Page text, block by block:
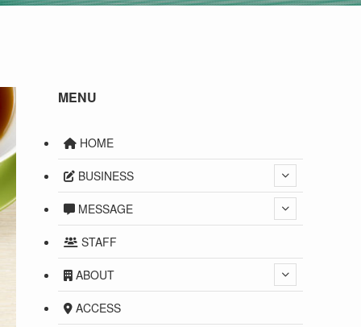
MENU
HOME
BUSINESS
MESSAGE
STAFF
ABOUT
ACCESS